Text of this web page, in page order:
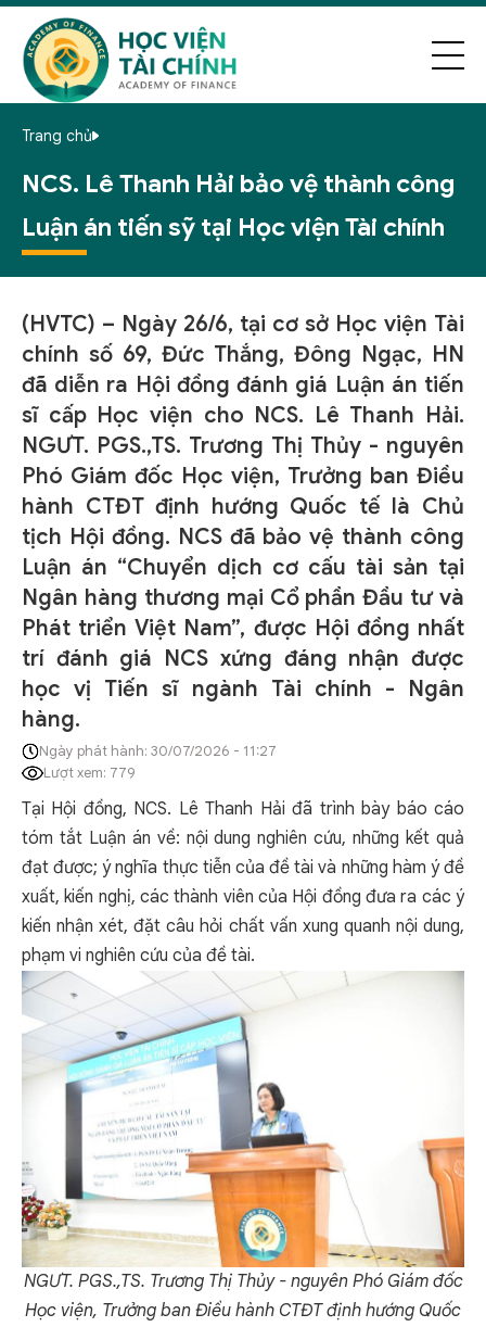
Trang chủ
NCS. Lê Thanh Hải bảo vệ thành công
Luận án tiến sỹ tại Học viện Tài chính
(HVTC) – Ngày 26/6, tại cơ sở Học viện Tài
chính số 69, Đức Thắng, Đông Ngạc, HN
đã diễn ra Hội đồng đánh giá Luận án tiến
sĩ cấp Học viện cho NCS. Lê Thanh Hải.
NGƯT. PGS.,TS. Trương Thị Thủy - nguyên
Phó Giám đốc Học viện, Trưởng ban Điều
hành CTĐT định hướng Quốc tế là Chủ
tịch Hội đồng. NCS đã bảo vệ thành công
Luận án “Chuyển dịch cơ cấu tài sản tại
Ngân hàng thương mại Cổ phần Đầu tư và
Phát triển Việt Nam”, được Hội đồng nhất
trí đánh giá NCS xứng đáng nhận được
học vị Tiến sĩ ngành Tài chính - Ngân
hàng.
Ngày phát hành: 30/07/2026 - 11:27
Lượt xem: 779
Tại Hội đồng, NCS. Lê Thanh Hải đã trình bày báo cáo
tóm tắt Luận án về: nội dung nghiên cứu, những kết quả
đạt được; ý nghĩa thực tiễn của đề tài và những hàm ý đề
xuất, kiến nghị, các thành viên của Hội đồng đưa ra các ý
kiến nhận xét, đặt câu hỏi chất vấn xung quanh nội dung,
phạm vi nghiên cứu của đề tài.
NGƯT. PGS.,TS. Trương Thị Thủy - nguyên Phó Giám đốc
Học viện, Trưởng ban Điều hành CTĐT định hướng Quốc